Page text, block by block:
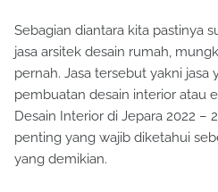
Sebagian diantara kita pastinya
jasa arsitek desain rumah,
pernah. Jasa tersebut yakni jasa
pembuatan desain interior atau
Desain Interior di Jepara 2022 –
penting yang wajib diketahui
yang demikian.